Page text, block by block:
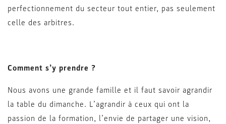
perfectionnement du secteur tout entier, pas seulement
celle des arbitres.
Comment s’y prendre ?
Nous avons une grande famille et il faut savoir agrandir
la table du dimanche. L’agrandir à ceux qui ont la
passion de la formation, l’envie de partager une vision,